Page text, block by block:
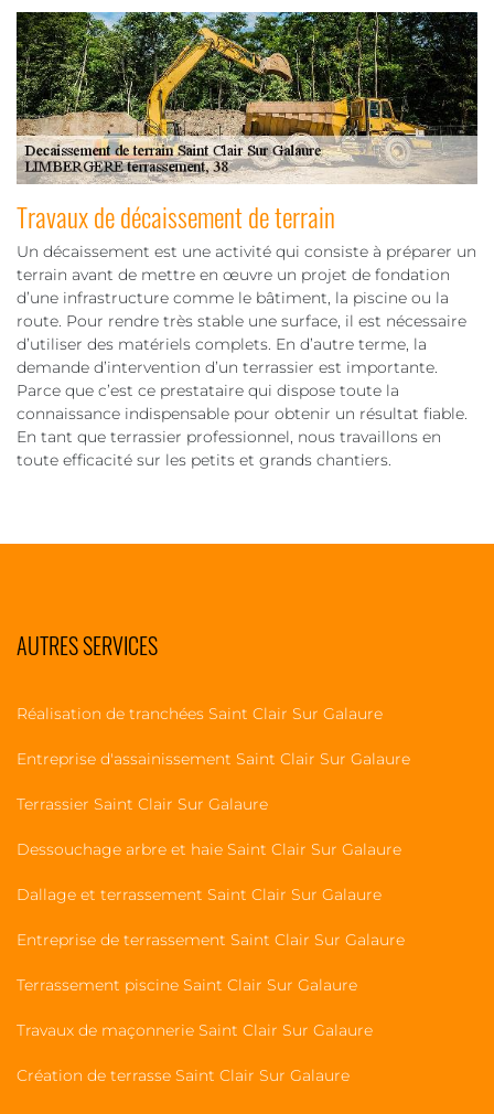
Travaux de décaissement de terrain
Un décaissement est une activité qui consiste à préparer un
terrain avant de mettre en œuvre un projet de fondation
d’une infrastructure comme le bâtiment, la piscine ou la
route. Pour rendre très stable une surface, il est nécessaire
d’utiliser des matériels complets. En d’autre terme, la
demande d’intervention d’un terrassier est importante.
Parce que c’est ce prestataire qui dispose toute la
connaissance indispensable pour obtenir un résultat fiable.
En tant que terrassier professionnel, nous travaillons en
toute efficacité sur les petits et grands chantiers.
AUTRES SERVICES
Réalisation de tranchées Saint Clair Sur Galaure
Entreprise d'assainissement Saint Clair Sur Galaure
Terrassier Saint Clair Sur Galaure
Dessouchage arbre et haie Saint Clair Sur Galaure
Dallage et terrassement Saint Clair Sur Galaure
Entreprise de terrassement Saint Clair Sur Galaure
Terrassement piscine Saint Clair Sur Galaure
Travaux de maçonnerie Saint Clair Sur Galaure
Création de terrasse Saint Clair Sur Galaure